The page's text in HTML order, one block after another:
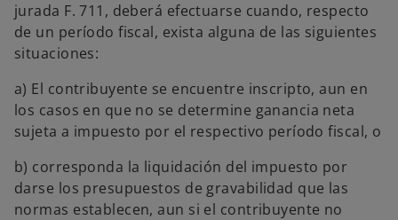
jurada F. 711, deberá efectuarse cuando, respecto
de un período fiscal, exista alguna de las siguientes
situaciones:
a) El contribuyente se encuentre inscripto, aun en
los casos en que no se determine ganancia neta
sujeta a impuesto por el respectivo período fiscal, o
b) corresponda la liquidación del impuesto por
darse los presupuestos de gravabilidad que las
normas establecen, aun si el contribuyente no